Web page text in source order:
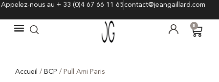
Appelez-nous au + 33 (0)4 67 66 11 65contact@jeangaillard.com
0
Accueil / BCP / Pull Ami Paris